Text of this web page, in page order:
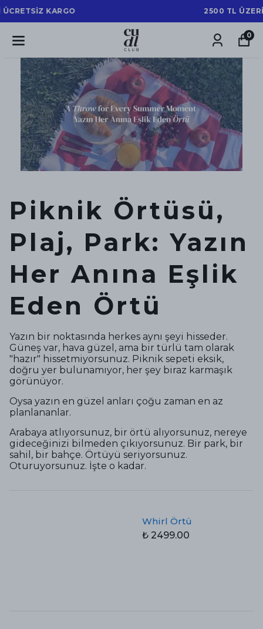
2500 TL ÜZERİ ÜCRETSİZ KARGO
0
Piknik Örtüsü,
Plaj, Park: Yazın
Her Anına Eşlik
Eden Örtü
Yazın bir noktasında herkes aynı şeyi hisseder.
Güneş var, hava güzel, ama bir türlü tam olarak
"hazır" hissetmiyorsunuz. Piknik sepeti eksik,
doğru yer bulunamıyor, her şey biraz karmaşık
görünüyor.
Oysa yazın en güzel anları çoğu zaman en az
planlananlar.
Arabaya atlıyorsunuz, bir örtü alıyorsunuz, nereye
gideceğinizi bilmeden çıkıyorsunuz. Bir park, bir
sahil, bir bahçe. Örtüyü seriyorsunuz.
Oturuyorsunuz. İşte o kadar.
Whirl Örtü
₺ 2499.00